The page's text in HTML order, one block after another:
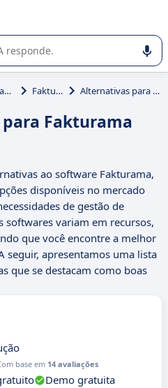
ou na seleção de software
Faturamento Fakturama Alternativas para Fakturama
Fakturama
ao software Fakturama,
disponíveis no mercado
de gestão de
softwares variam em recursos,
que você encontre a melhor
seguir, apresentamos uma lista
que se destacam como boas
base em 14 avaliações
Demo gratuita